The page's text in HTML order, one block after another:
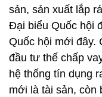
sản, sản xuất lắp
Đại biểu Quốc hội
Quốc hội mới đây.
đầu tư thế chấp
hệ thống tín dụng
mới là tài sản, còn